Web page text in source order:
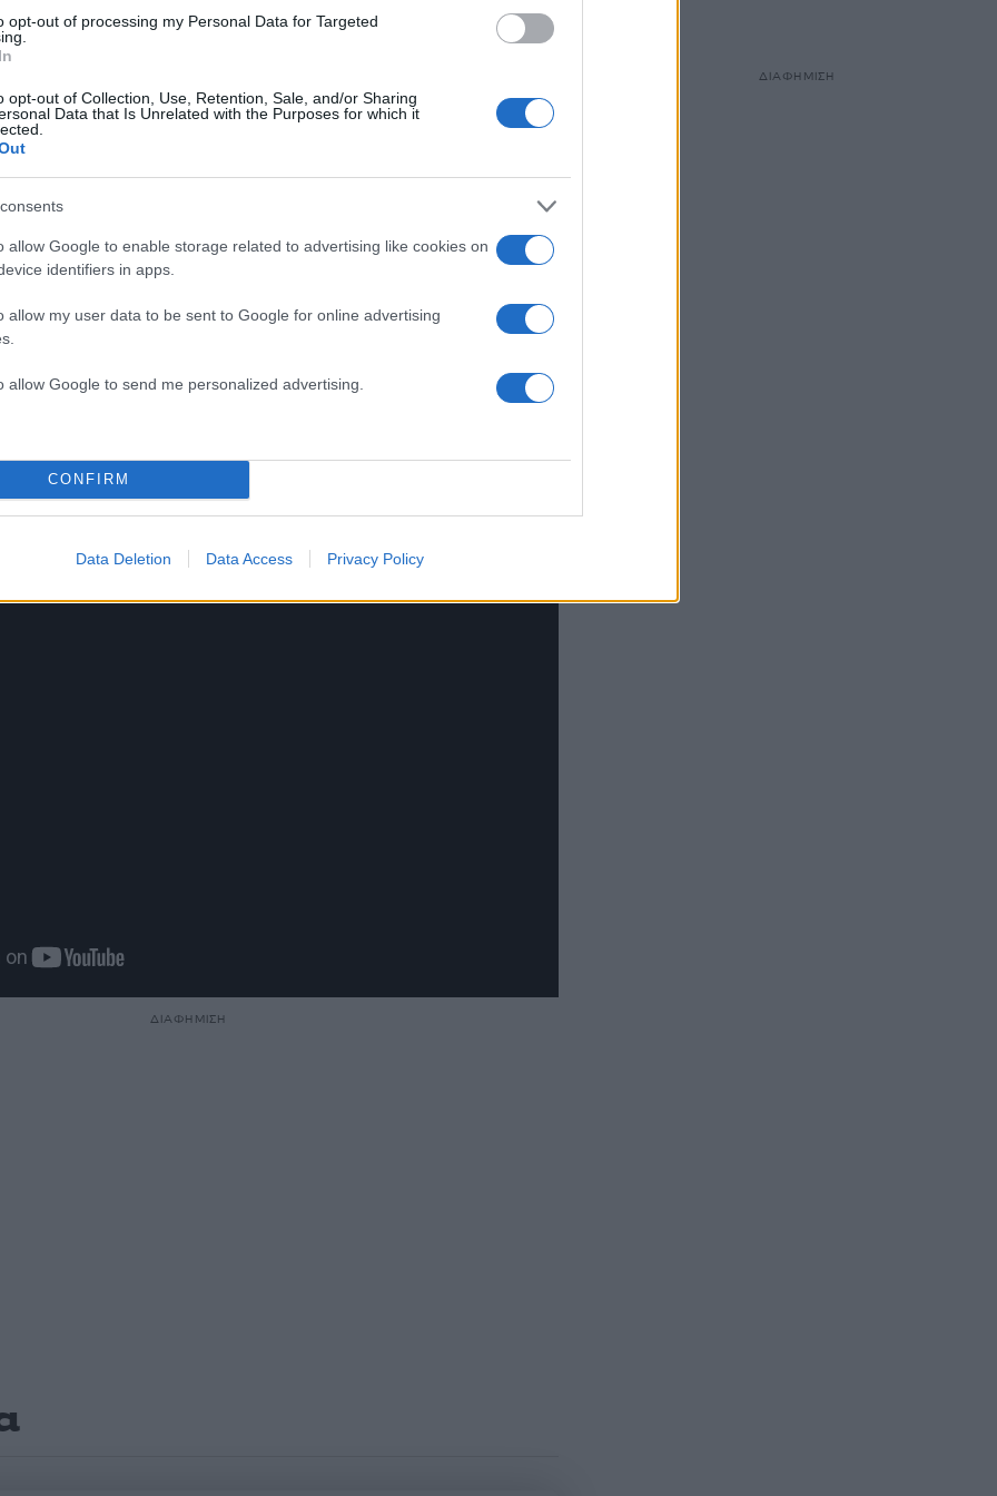
opt-out of processing my Personal Data for Targeted
opt-out of Collection, Use, Retention, Sale, and/or Sharing
Data that Is Unrelated with the Purposes for which it
allow Google to enable storage related to advertising like cookies on
identifiers in apps.
allow my user data to be sent to Google for online advertising
allow Google to send me personalized advertising.
CONFIRM
Data Deletion Data Access Privacy Policy
ποιον δρόμο θα πάρει ο δήμαρχος. Εγώ αν εκλεγώ θα
της συνεργασίας». Επανέλαβε επίσης τη δήλωσή του
ΔΙΑΦΗΜΙΣΗ
ΔΙΑΦΗΜΙΣΗ